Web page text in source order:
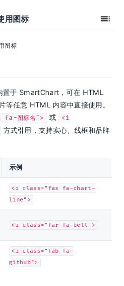
用图标
图标
于 SmartChart，可在 HTML
等任意 HTML 内容中直接使用。
图标名"> 或
<i
方式引用，支持实心、线框和品牌
示例
<i class="fas fa-chart-
line">
<i class="far fa-bell">
<i class="fab fa-
github">